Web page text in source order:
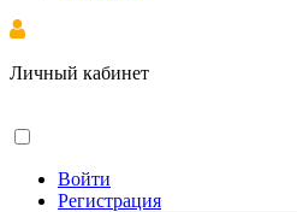
Личный кабинет
Войти
Регистрация